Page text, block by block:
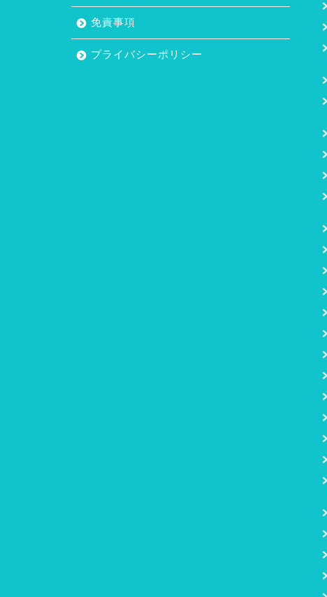
免責事項
プライバシーポリシー